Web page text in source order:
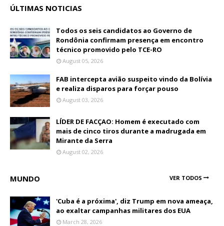
ÚLTIMAS NOTICIAS
Todos os seis candidatos ao Governo de
Rondônia confirmam presença em encontro
técnico promovido pelo TCE-RO
August 05, 2026
FAB intercepta avião suspeito vindo da Bolívia
e realiza disparos para forçar pouso
August 03, 2026
LÍDER DE FACÇAO: Homem é executado com
mais de cinco tiros durante a madrugada em
Mirante da Serra
August 02, 2026
MUNDO VER TODOS
'Cuba é a próxima', diz Trump em nova ameaça,
ao exaltar campanhas militares dos EUA
March 28, 2026